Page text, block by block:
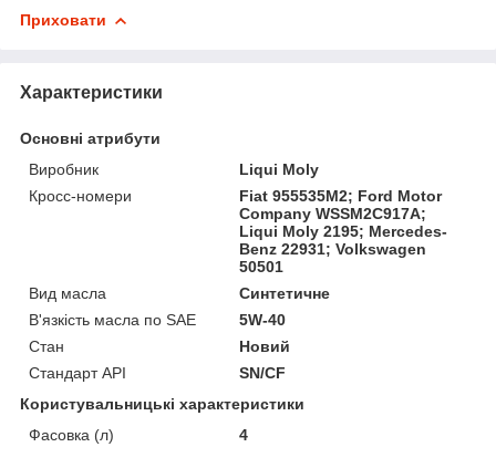
Приховати
Характеристики
Основні атрибути
Виробник
Liqui Moly
Кросс-номери
Fiat 955535M2; Ford Motor
Company WSSM2C917A;
Liqui Moly 2195; Mercedes-
Benz 22931; Volkswagen
50501
Вид масла
Синтетичне
В'язкість масла по SAE
5W-40
Стан
Новий
Стандарт API
SN/CF
Користувальницькі характеристики
Фасовка (л)
4